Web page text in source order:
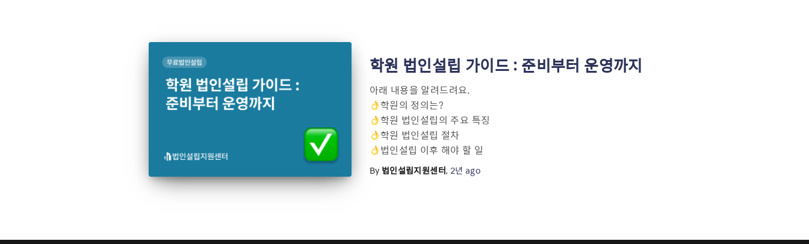
학원 법인설립 가이드 : 준비부터 운영까지
아래 내용을 알려드려요.
학원의 정의는?
학원 법인설립의 주요 특징
학원 법인설립 절차
법인설립 이후 해야 할 일
By 법인설립지원센터, 2년 ago